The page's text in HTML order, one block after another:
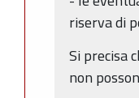
riserva di
Si precisa
non